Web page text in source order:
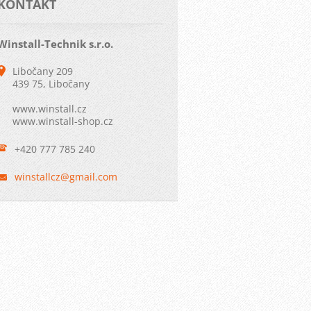
Technik s.r.o.
Libočany 209
439 75, Libočany
www.winstall.cz
www.winstall-shop.cz
+420 777 785 240
winstallcz@gmail.com